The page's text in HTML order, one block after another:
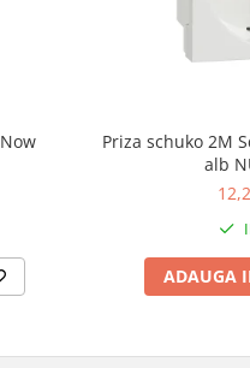
Priza schuko 2M
ADAUGA